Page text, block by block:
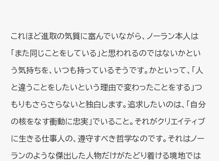
これほど進取の気質に富んでいながら、ノーラン本人は
「また同じことをしている」と思われるのではないかとい
う気持ちを、いつも持っているそうです。かといって、「人
と違うことをしたいという理由で変わったことをする」つ
もりもさらさらないと独白します。追求したいのは、「自分
の核をなす衝動に忠実」でいること。それがクリエイティブ
に生きる仕事人の、遵守すべき哲学なのです。それはノー
ランのような傑出した人物だけがたどり着ける境地では